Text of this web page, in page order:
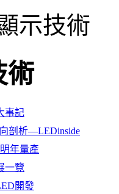
示技術
術
事記
剖析—LEDinside
年量產
一覽
開發